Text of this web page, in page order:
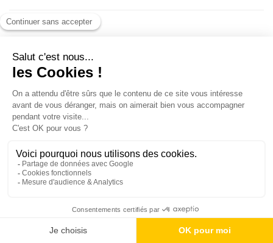
Téléchargez l'application